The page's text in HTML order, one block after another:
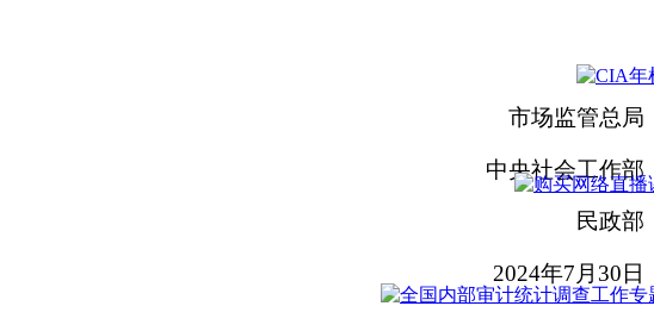
市场监管总局
中央社会工作部
民政部
2024年7月30日